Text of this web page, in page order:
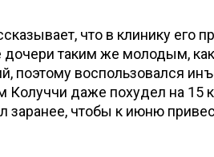
что в клинику его
таким же молодым,
поэтому воспользовался
Колуччи даже похудел на 15
заранее, чтобы к июню